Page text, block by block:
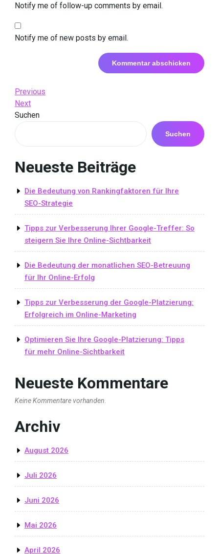
Notify me of follow-up comments by email.
Notify me of new posts by email.
Beitrags-
Navigation
Previous
Post
Previous
Next
Post
Next
Suchen
Suchen
Neueste Beiträge
Die Bedeutung von Rankingfaktoren für Ihre
SEO-Strategie
Tipps zur Verbesserung Ihrer Google-Treffer: So
steigern Sie Ihre Online-Sichtbarkeit
Die Bedeutung der monatlichen SEO-Betreuung
für Ihr Online-Erfolg
Tipps zur Verbesserung der Google-Platzierung:
Erfolgreich im Online-Marketing
Optimieren Sie Ihre Google-Platzierung: Tipps
für mehr Online-Sichtbarkeit
Neueste Kommentare
Keine Kommentare vorhanden.
Archiv
August 2026
Juli 2026
Juni 2026
Mai 2026
April 2026